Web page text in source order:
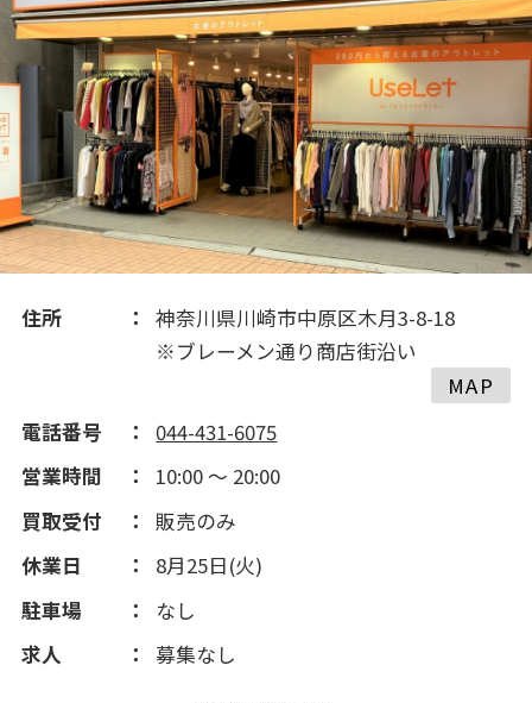
住所
神奈川県川崎市中原区木月3-8-18
※ブレーメン通り商店街沿い
MAP
電話番号
044-431-6075
営業時間
10:00 ～ 20:00
買取受付
販売のみ
休業日
8月25日(火)
駐車場
なし
求人
募集なし